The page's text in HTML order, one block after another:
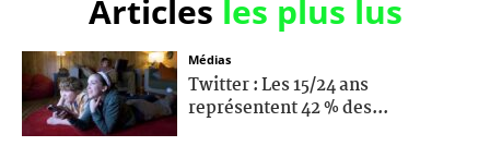
Articles les plus lus
Médias
Twitter : Les 15/24 ans
représentent 42 % des...